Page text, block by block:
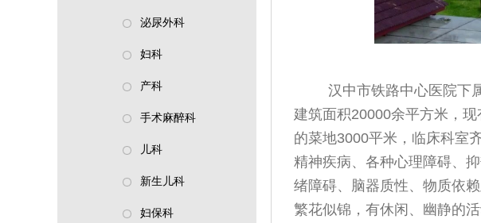
泌尿外科
妇科
产科
手术麻醉科
儿科
新生儿科
妇保科
汉中市铁路中心医院下
建筑面积20000余平方米，
的菜地3000平米，临床科室
精神疾病、各种心理障碍、
绪障碍、脑器质性、物质依
繁花似锦，有休闲、幽静的